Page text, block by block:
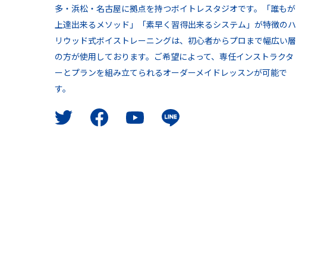
多・浜松・名古屋に拠点を持つボイトレスタジオです。「誰もが
上達出来るメソッド」「素早く習得出来るシステム」が特徴のハ
リウッド式ボイストレーニングは、初心者からプロまで幅広い層
の方が使用しております。ご希望によって、専任インストラクタ
ーとプランを組み立てられるオーダーメイドレッスンが可能で
す。